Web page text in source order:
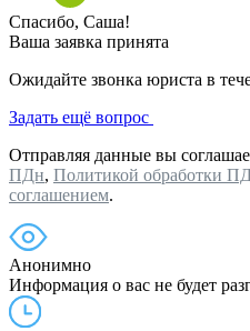
Спасибо, Саша!
Ваша заявка принята
Ожидайте звонка юриста в
Задать ещё вопрос
Отправляя данные вы
ПДн, Политикой обработки
соглашением.
Анонимно
Информация о вас не будет